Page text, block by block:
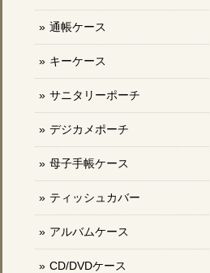
通帳ケース
キーケース
サニタリーポーチ
デジカメポーチ
母子手帳ケース
ティッシュカバー
アルバムケース
CD/DVDケース